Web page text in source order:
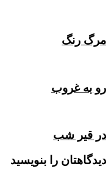
مرگ رنگ
رو به غروب
در قیر شب
دیدگاهتان را بنویسید